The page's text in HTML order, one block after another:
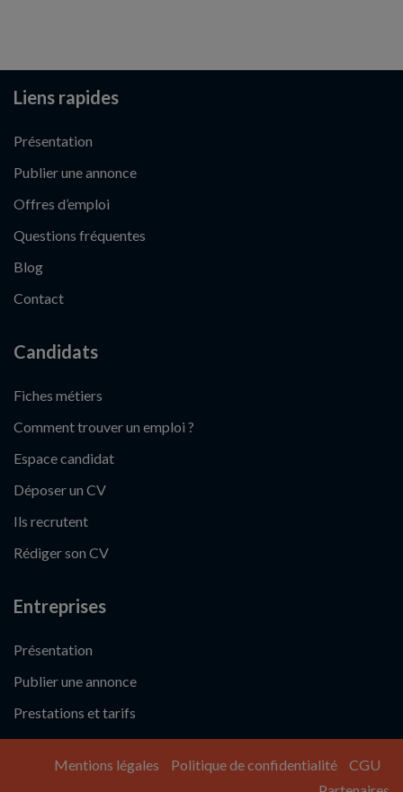
Liens rapides
Présentation
Publier une annonce
Offres d’emploi
Questions fréquentes
Blog
Contact
Candidats
Fiches métiers
Comment trouver un emploi ?
Espace candidat
Déposer un CV
Ils recrutent
Rédiger son CV
Entreprises
Présentation
Publier une annonce
Prestations et tarifs
Mentions légales Politique de confidentialité
CGU